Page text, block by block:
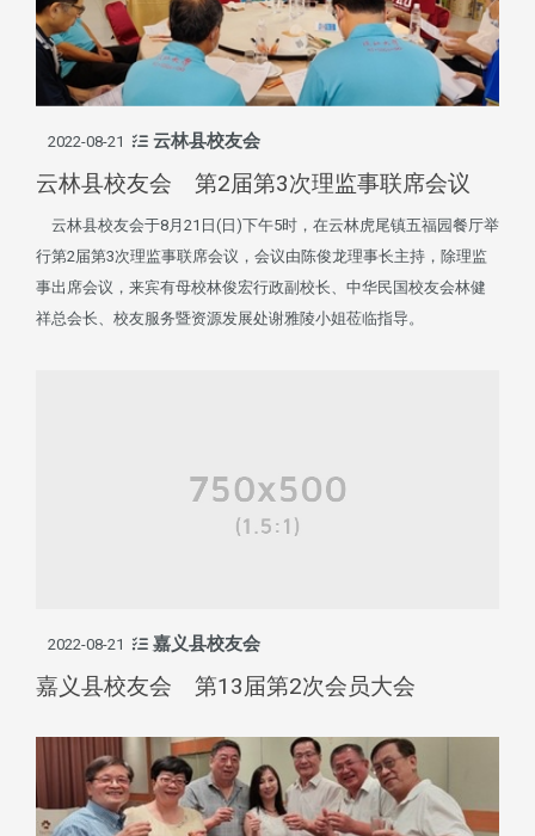
2022-08-21 云林县校友会
云林县校友会 第2届第3次理监事联席会议
云林县校友会于8月21日(日)下午5时，在云林虎尾镇五福园餐厅举
行第2届第3次理监事联席会议，会议由陈俊龙理事长主持，除理监
事出席会议，来宾有母校林俊宏行政副校长、中华民国校友会林健
祥总会长、校友服务暨资源发展处谢雅陵小姐莅临指导。
2022-08-21 嘉义县校友会
嘉义县校友会 第13届第2次会员大会